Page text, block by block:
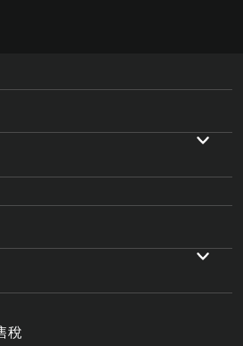
稅